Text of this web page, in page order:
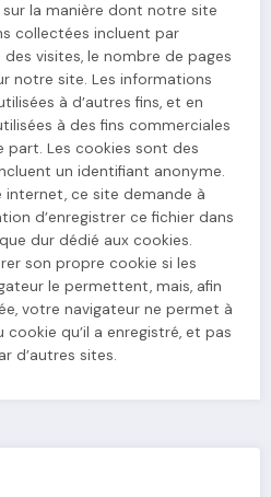
la manière dont notre site
collectées incluent par
visites, le nombre de pages
notre site. Les informations
à d’autres fins, et en
à des fins commerciales
Les cookies sont des
un identifiant anonyme.
internet, ce site demande à
d’enregistrer ce fichier dans
dur dédié aux cookies.
son propre cookie si les
le permettent, mais, afin
votre navigateur ne permet à
cookie qu’il a enregistré, et pas
d’autres sites.